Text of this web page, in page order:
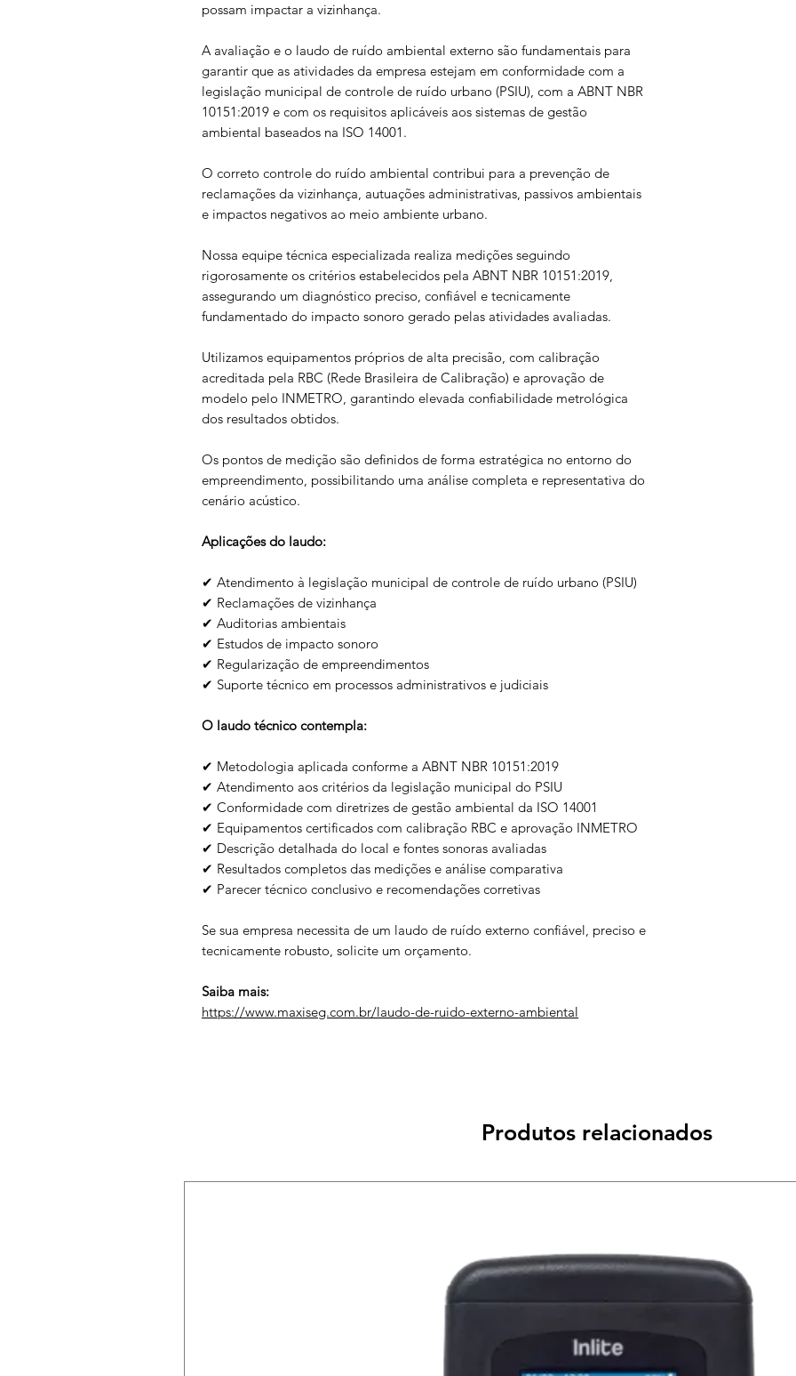
possam impactar a vizinhança.
A avaliação e o laudo de ruído ambiental externo são fundamentais para
garantir que as atividades da empresa estejam em conformidade com a
legislação municipal de controle de ruído urbano (PSIU), com a ABNT NBR
10151:2019 e com os requisitos aplicáveis aos sistemas de gestão
ambiental baseados na ISO 14001.
O correto controle do ruído ambiental contribui para a prevenção de
reclamações da vizinhança, autuações administrativas, passivos ambientais
e impactos negativos ao meio ambiente urbano.
Nossa equipe técnica especializada realiza medições seguindo
rigorosamente os critérios estabelecidos pela ABNT NBR 10151:2019,
assegurando um diagnóstico preciso, confiável e tecnicamente
fundamentado do impacto sonoro gerado pelas atividades avaliadas.
Utilizamos equipamentos próprios de alta precisão, com calibração
acreditada pela RBC (Rede Brasileira de Calibração) e aprovação de
modelo pelo INMETRO, garantindo elevada confiabilidade metrológica
dos resultados obtidos.
Os pontos de medição são definidos de forma estratégica no entorno do
empreendimento, possibilitando uma análise completa e representativa do
cenário acústico.
Aplicações do laudo:
✔ Atendimento à legislação municipal de controle de ruído urbano (PSIU)
✔ Reclamações de vizinhança
✔ Auditorias ambientais
✔ Estudos de impacto sonoro
✔ Regularização de empreendimentos
✔ Suporte técnico em processos administrativos e judiciais
O laudo técnico contempla:
✔ Metodologia aplicada conforme a ABNT NBR 10151:2019
✔ Atendimento aos critérios da legislação municipal do PSIU
✔ Conformidade com diretrizes de gestão ambiental da ISO 14001
✔ Equipamentos certificados com calibração RBC e aprovação INMETRO
✔ Descrição detalhada do local e fontes sonoras avaliadas
✔ Resultados completos das medições e análise comparativa
✔ Parecer técnico conclusivo e recomendações corretivas
Se sua empresa necessita de um laudo de ruído externo confiável, preciso e
tecnicamente robusto, solicite um orçamento.
Saiba mais:
https://www.maxiseg.com.br/laudo-de-ruido-externo-ambiental
Produtos relacionados